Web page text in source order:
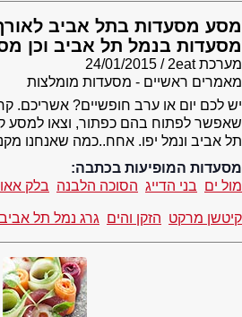
מסע מסעדות בתל אביב
מסעדות בנמל תל אביב וכן
מערכת 2eat
24/01/2015
מאמרים ראשיים - מסעדות מומלצות
יש לכם יום או ערב חופשיים? אשריכם.
שאפשר לפתוח בהם כפתור, וצאו למסע
תל אביב ונמל יפו. אחח..כמה שאנחנו
מסעדות המופיעות בכתבה:
מול ים בני הדייג הסוכה הלבנה בלק
קיטשן מרקט הזקן והים גרג נמל תל אביב